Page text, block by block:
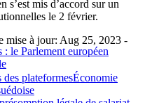
s’est mis d’accord sur un
le 2 février.
le Parlement européen
mise à jour: Aug 25, 2023 -
plateformesÉconomie